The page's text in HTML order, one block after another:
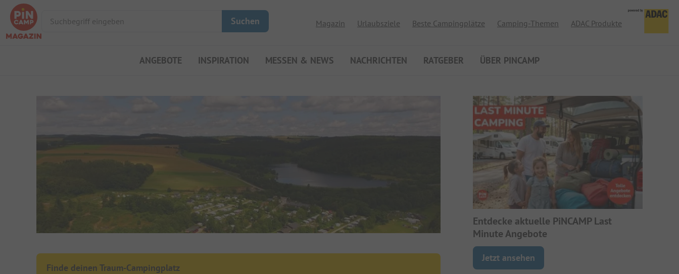
Suchbegriff eingeben Suchen Magazin Urlaubsziele Beste Campingplätze Camping-Themen ADAC Produkte
ANGEBOTE INSPIRATION MESSEN & NEWS NACHRICHTEN RATGEBER ÜBER PINCAMP
Finde deinen Traum-Campingplatz
Entdecke aktuelle PiNCAMP Last
Minute Angebote
Jetzt ansehen